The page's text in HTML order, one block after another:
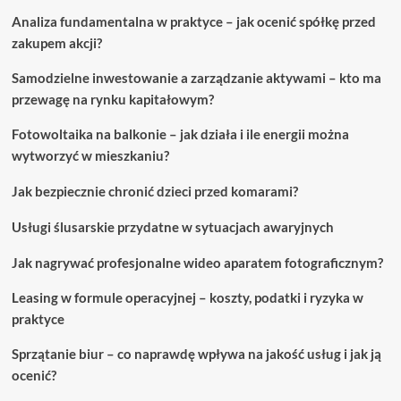
Analiza fundamentalna w praktyce – jak ocenić spółkę przed
zakupem akcji?
Samodzielne inwestowanie a zarządzanie aktywami – kto ma
przewagę na rynku kapitałowym?
Fotowoltaika na balkonie – jak działa i ile energii można
wytworzyć w mieszkaniu?
Jak bezpiecznie chronić dzieci przed komarami?
Usługi ślusarskie przydatne w sytuacjach awaryjnych
Jak nagrywać profesjonalne wideo aparatem fotograficznym?
Leasing w formule operacyjnej – koszty, podatki i ryzyka w
praktyce
Sprzątanie biur – co naprawdę wpływa na jakość usług i jak ją
ocenić?